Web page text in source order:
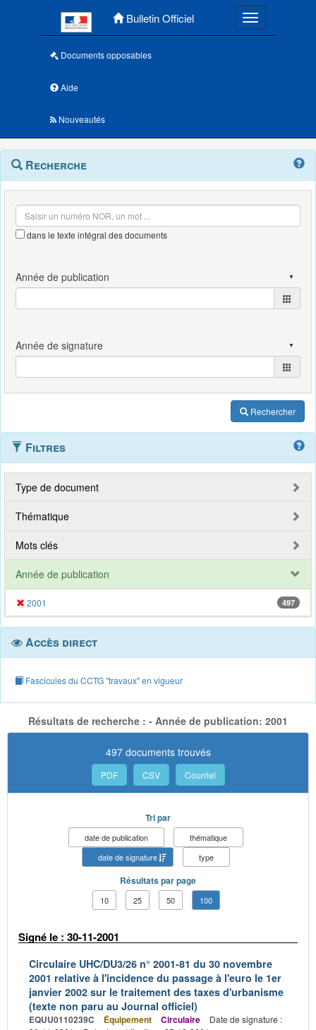
Bulletin Officiel Toggle
Documents opposables
Aide
Nouveautés
Navigation
outils
Menu
contextuel
Recherche
dans le texte intégral des documents
Rechercher
Filtres
Type de document
Thématique
Mots clés
Année de publication
2001 497
Accès direct
Fascicules du CCTG "travaux" en vigueur
Résultats de recherche : - Année de publication: 2001
497 documents trouvés
PDF CSV Courriel
Tri par
date de publication
thématique
date de signature
type
Résultats par page
10 25 50 100
Signé le : 30-11-2001
Circulaire UHC/DU3/26 n° 2001-81 du 30 novembre
2001 relative à l'incidence du passage à l'euro le 1er
janvier 2002 sur le traitement des taxes d'urbanisme
(texte non paru au Journal officiel)
EQUU0110239C Équipement Circulaire
Date de signature :